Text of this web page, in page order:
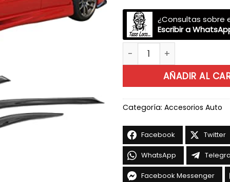
¿Consultas sobre
Escribir a
Viseras Mitsubishi Lancer
AÑADIR AL
Categoría: Accesorios Auto
Facebook Twitter
WhatsApp
Facebook Messenger